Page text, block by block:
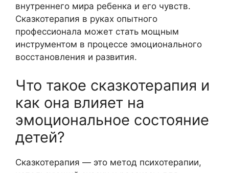
внутреннего мира ребенка и его чувств.
Сказкотерапия в руках опытного
профессионала может стать мощным
инструментом в процессе эмоционального
восстановления и развития.
Что такое сказкотерапия и
как она влияет на
эмоциональное состояние
детей?
Сказкотерапия — это метод психотерапии,